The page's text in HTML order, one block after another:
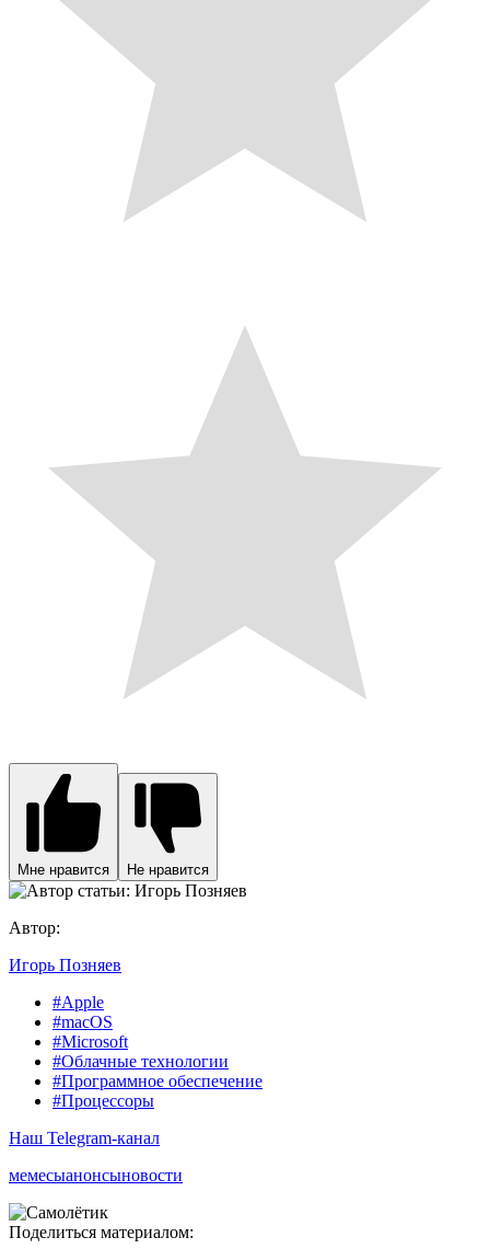
Мне нравится Не нравится
Автор:
Игорь Позняев
#Apple
#macOS
#Microsoft
#Облачные технологии
#Программное обеспечение
#Процессоры
Наш Telegram-канал
мемесыанонсыновости
Поделиться материалом: